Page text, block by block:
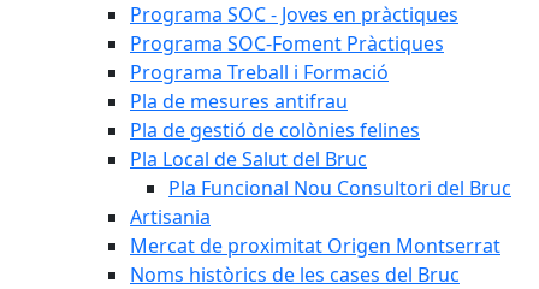
Programa SOC - Joves en pràctiques
Programa SOC-Foment Pràctiques
Programa Treball i Formació
Pla de mesures antifrau
Pla de gestió de colònies felines
Pla Local de Salut del Bruc
Pla Funcional Nou Consultori del Bruc
Artisania
Mercat de proximitat Origen Montserrat
Noms històrics de les cases del Bruc